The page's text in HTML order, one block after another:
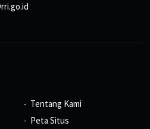
Tentang Kami
Peta Situs